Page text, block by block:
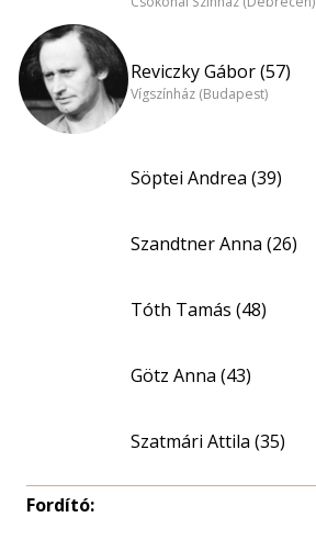
Reviczky Gábor (57)
Vígszínház (Budapest)
Söptei Andrea (39)
Szandtner Anna (26)
Tóth Tamás (48)
Götz Anna (43)
Szatmári Attila (35)
Fordító: